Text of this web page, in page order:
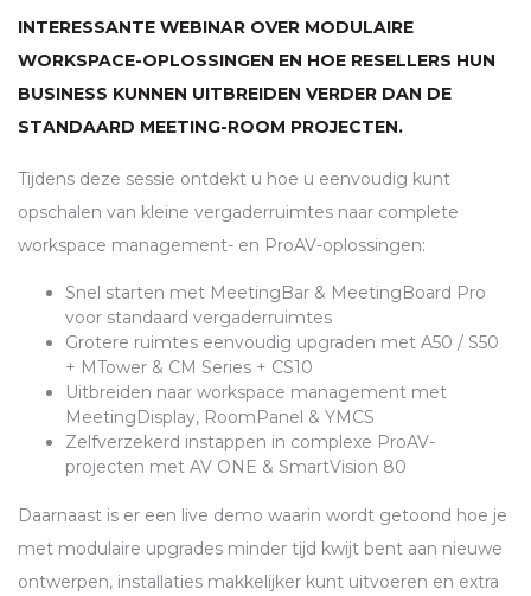
INTERESSANTE WEBINAR OVER MODULAIRE
WORKSPACE-OPLOSSINGEN EN HOE RESELLERS HUN
BUSINESS KUNNEN UITBREIDEN VERDER DAN DE
STANDAARD MEETING-ROOM PROJECTEN.
Tijdens deze sessie ontdekt u hoe u eenvoudig kunt
opschalen van kleine vergaderruimtes naar complete
workspace management- en ProAV-oplossingen:
Snel starten met MeetingBar & MeetingBoard Pro
voor standaard vergaderruimtes
Grotere ruimtes eenvoudig upgraden met A50 / S50
+ MTower & CM Series + CS10
Uitbreiden naar workspace management met
MeetingDisplay, RoomPanel & YMCS
Zelfverzekerd instappen in complexe ProAV-
projecten met AV ONE & SmartVision 80
Daarnaast is er een live demo waarin wordt getoond hoe je
met modulaire upgrades minder tijd kwijt bent aan nieuwe
ontwerpen, installaties makkelijker kunt uitvoeren en extra